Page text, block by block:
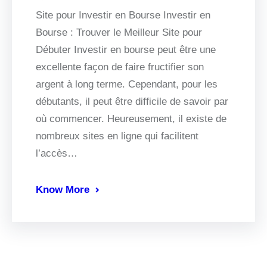
Site pour Investir en Bourse Investir en
Bourse : Trouver le Meilleur Site pour
Débuter Investir en bourse peut être une
excellente façon de faire fructifier son
argent à long terme. Cependant, pour les
débutants, il peut être difficile de savoir par
où commencer. Heureusement, il existe de
nombreux sites en ligne qui facilitent
l’accès…
Know More